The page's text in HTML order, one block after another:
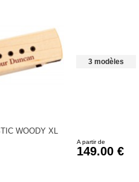
3 modèles
WOODY XL
A partir de
149.00